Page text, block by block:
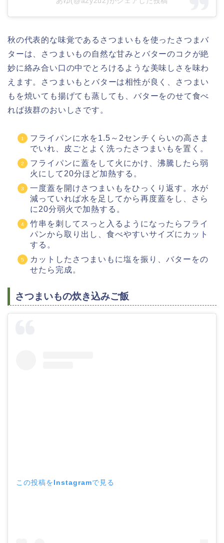
秋の代表的な味覚であるさつまいもを使ったさつまバ
ターは、さつまいもの自然な甘みとバターのコクが絶
妙に絡み合い口の中でとろけるような美味しさを味わ
えます。さつまいもとバターは相性が良く、さつまい
もを焼いても揚げても蒸しても、バターをのせて食べ
れば抜群のおいしさです。
フライパンに水を1.5～2センチくらいの高さま
でいれ、皮ごとよく洗ったさつまいもを置く。
フライパンに蓋をして火にかけ、沸騰したら弱
火にして20分ほど加熱する。
一度蓋を開けさつまいもをひっくり返す。水が
減っていれば水を足してから再度蓋をし、さら
に20分弱火で加熱する。
竹串を刺してスっと入るようになったらフライ
パンから取り出し、食べやすいサイズにカット
する。
カットしたさつまいもに塩を振り、バターをの
せたら完成。
さつまいもの炊き込みご飯
この投稿をInstagramで見る